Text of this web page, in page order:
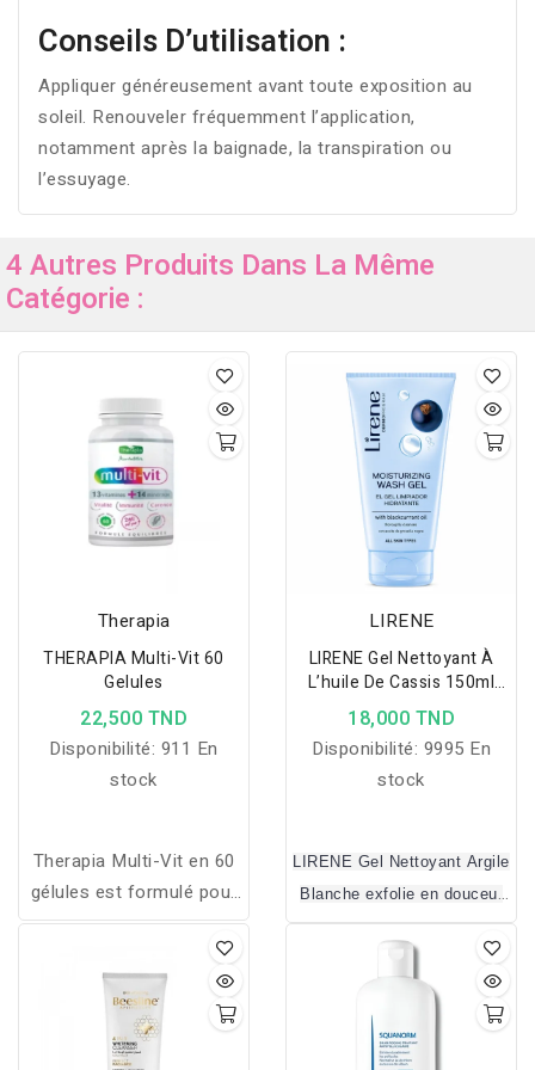
Conseils D’utilisation :
Appliquer généreusement avant toute exposition au
soleil. Renouveler fréquemment l’application,
notamment après la baignade, la transpiration ou
l’essuyage.
4 Autres Produits Dans La Même
Catégorie :
Therapia
THERAPIA Multi-Vit 60
Gelules
22,500 TND
Disponibilité: 911 En
stock
Therapia Multi-Vit en 60
gélules est formulé pour
fournir à l'organisme tous
les apports quotidiens
nécessaires en vitamines
et minéraux. Il agit
efficacement contre la
LIRENE
LIRENE Gel Nettoyant À
L’huile De Cassis 150ml‎
Peau Sèche
18,000 TND
Disponibilité: 9995 En
stock
LIRENE Gel Nettoyant Argile
Blanche exfolie en douceur
les cellules mortes,
désobstrue et resserre les
pores et élimine l'excès de
sébum, laissant la peau
lisse et lumineuse, sans